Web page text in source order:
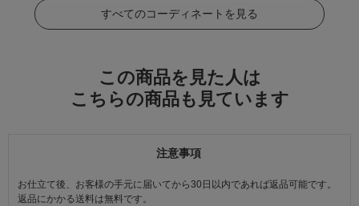
すべてのコーディネートを見る
この商品を見た人は
こちらの商品も見ています
注意事項
お仕立て後、お客様の手元に届いてから30日以内であれば返品可能です。
返品にかかる送料は無料です。